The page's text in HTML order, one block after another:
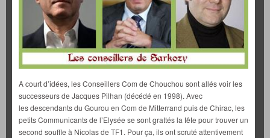
A court d’idées, les Conseillers Com de Chouchou sont allés voir les
successeurs de Jacques Pilhan (décédé en 1998). Avec
les descendants du Gourou en Com de Mitterrand puis de Chirac, les
petits Communicants de l’Elysée se sont grattés la tête pour trouver un
second souffle à Nicolas de TF1. Pour ça, ils ont scruté attentivement